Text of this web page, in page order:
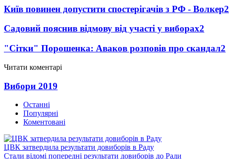
Київ повинен допустити спостерігачів з РФ - Волкер2
Садовий пояснив відмову від участі у виборах2
"Сітки" Порошенка: Аваков розповів про скандал2
Читати коментарі
Вибори 2019
Останні
Популярні
Коментовані
ЦВК затвердила результати довиборів в Раду
Стали відомі попередні результати довиборів до Ради